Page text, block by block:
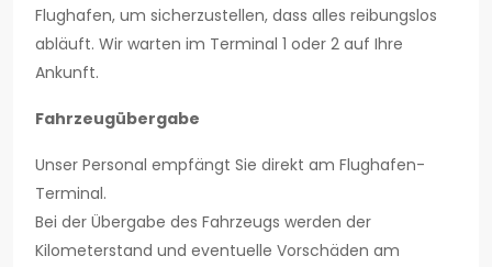
Flughafen, um sicherzustellen, dass alles reibungslos
abläuft. Wir warten im Terminal 1 oder 2 auf Ihre
Ankunft.
Fahrzeugübergabe
Unser Personal empfängt Sie direkt am Flughafen-
Terminal.
Bei der Übergabe des Fahrzeugs werden der
Kilometerstand und eventuelle Vorschäden am